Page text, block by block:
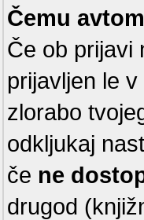
Čemu
Če ob prijavi
prijavljen le
zlorabo
odkljukaj
če ne
drugod